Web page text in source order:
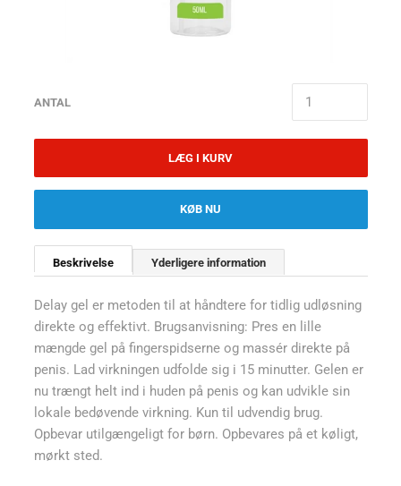
ANTAL
LÆG I KURV
KØB NU
Beskrivelse Yderligere information
Delay gel er metoden til at håndtere for tidlig udløsning
direkte og effektivt. Brugsanvisning: Pres en lille
mængde gel på fingerspidserne og massér direkte på
penis. Lad virkningen udfolde sig i 15 minutter. Gelen er
nu trængt helt ind i huden på penis og kan udvikle sin
lokale bedøvende virkning. Kun til udvendig brug.
Opbevar utilgængeligt for børn. Opbevares på et køligt,
mørkt sted.